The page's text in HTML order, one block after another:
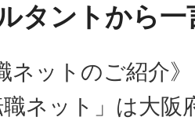
タントから一
ネットのご紹介》
ネット」は大阪